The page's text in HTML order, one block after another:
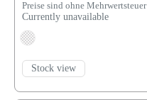
Preise sind ohne Mehrwertsteuer
Currently unavailable
Stock view